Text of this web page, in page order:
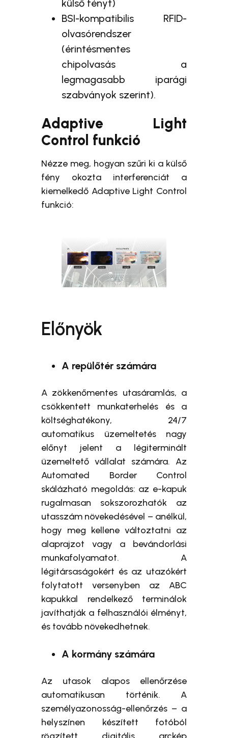
külső fényt)
BSI-kompatibilis RFID-
olvasórendszer
(érintésmentes
chipolvasás a
legmagasabb iparági
szabványok szerint).
Adaptive Light
Control funkció
Nézze meg, hogyan szűri ki a külső
fény okozta interferenciát a
kiemelkedő Adaptive Light Control
funkció:
Előnyök
A repülőtér számára
A zökkenőmentes utasáramlás, a
csökkentett munkaterhelés és a
költséghatékony, 24/7
automatikus üzemeltetés nagy
előnyt jelent a légiterminált
üzemeltető vállalat számára. Az
Automated Border Control
skálázható megoldás: az e-kapuk
rugalmasan sokszorozhatók az
utasszám növekedésével – anélkül,
hogy meg kellene változtatni az
alaprajzot vagy a bevándorlási
munkafolyamatot. A
légitársaságokért és az utazókért
folytatott versenyben az ABC
kapukkal rendelkező terminálok
javíthatják a felhasználói élményt,
és tovább növekedhetnek.
A kormány számára
Az utasok alapos ellenőrzése
automatikusan történik. A
személyazonosság-ellenőrzés – a
helyszínen készített fotóból